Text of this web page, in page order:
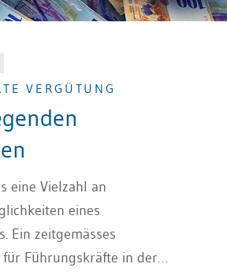
VERGÜTUNG
eine Vielzahl an
eines
Ein zeitgemässes
Führungskräfte in der